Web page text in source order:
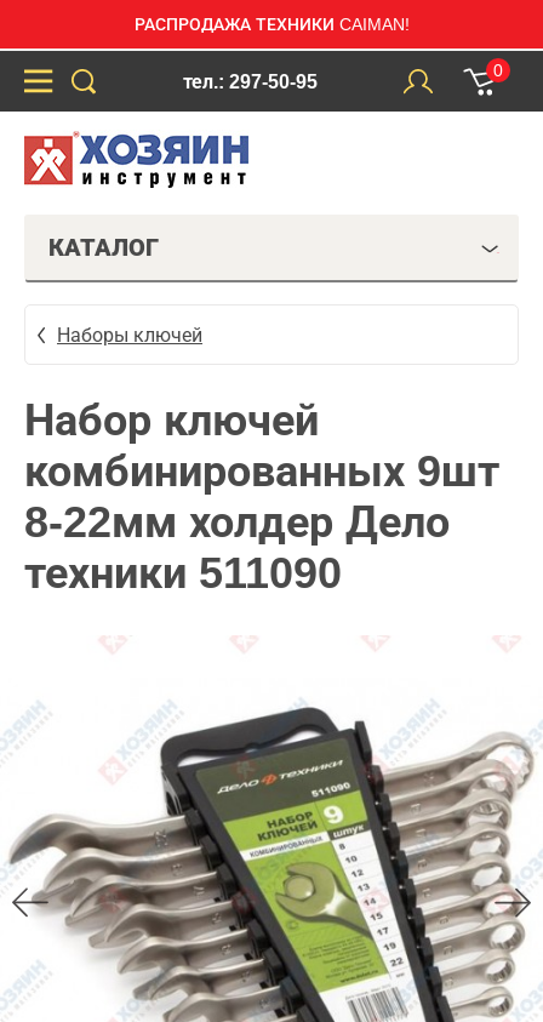
РАСПРОДАЖА ТЕХНИКИ CAIMAN!
тел.: 297-50-95
0
КАТАЛОГ
Наборы ключей
Набор ключей
комбинированных 9шт
8-22мм холдер Дело
техники 511090